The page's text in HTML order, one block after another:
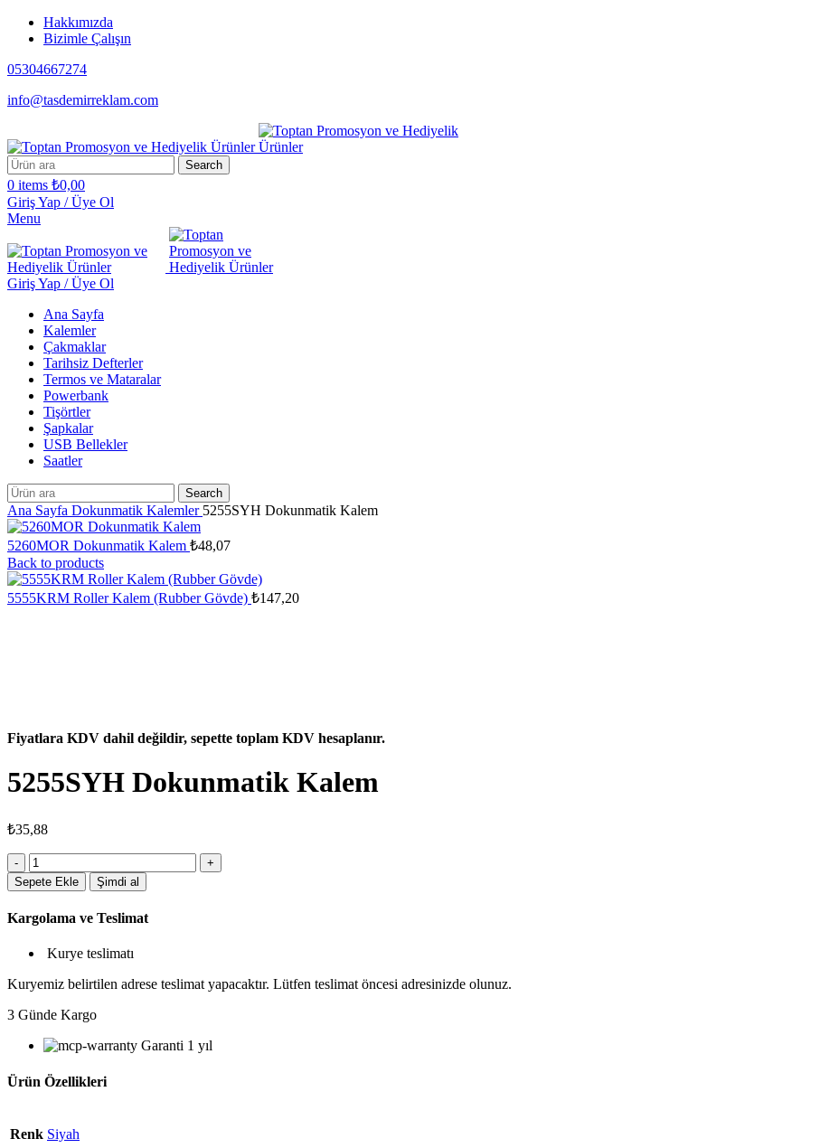
Hakkımızda
Bizimle Çalışın
05304667274
info@tasdemirreklam.com
Search
0 items ₺0,00
Giriş Yap / Üye Ol
Menu
Giriş Yap / Üye Ol
Ana Sayfa
Kalemler
Çakmaklar
Tarihsiz Defterler
Termos ve Mataralar
Powerbank
Tişörtler
Şapkalar
USB Bellekler
Saatler
Search
Ana Sayfa Dokunmatik Kalemler 5255SYH Dokunmatik Kalem
5260MOR Dokunmatik Kalem ₺48,07
Back to products
5555KRM Roller Kalem (Rubber Gövde) ₺147,20
Fiyatlara KDV dahil değildir, sepette toplam KDV hesaplanır.
5255SYH Dokunmatik Kalem
₺35,88
5255SYH
Dokunmatik
Kalem
Sepete Ekle Şimdi al
Kargolama ve Teslimat
Kurye teslimatı
Kuryemiz belirtilen adrese teslimat yapacaktır. Lütfen teslimat öncesi adresinizde olunuz.
3 Günde Kargo
Garanti 1 yıl
Ürün Özellikleri
Renk Siyah